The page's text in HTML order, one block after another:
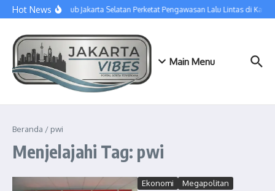
Lewati ke konten
Hot NewsSudinhub Jakarta Selatan Perketat Pengawasan Lalu Lintas di
Main Menu
Beranda / pwi
Menjelajahi Tag: pwi
Ekonomi Megapolitan